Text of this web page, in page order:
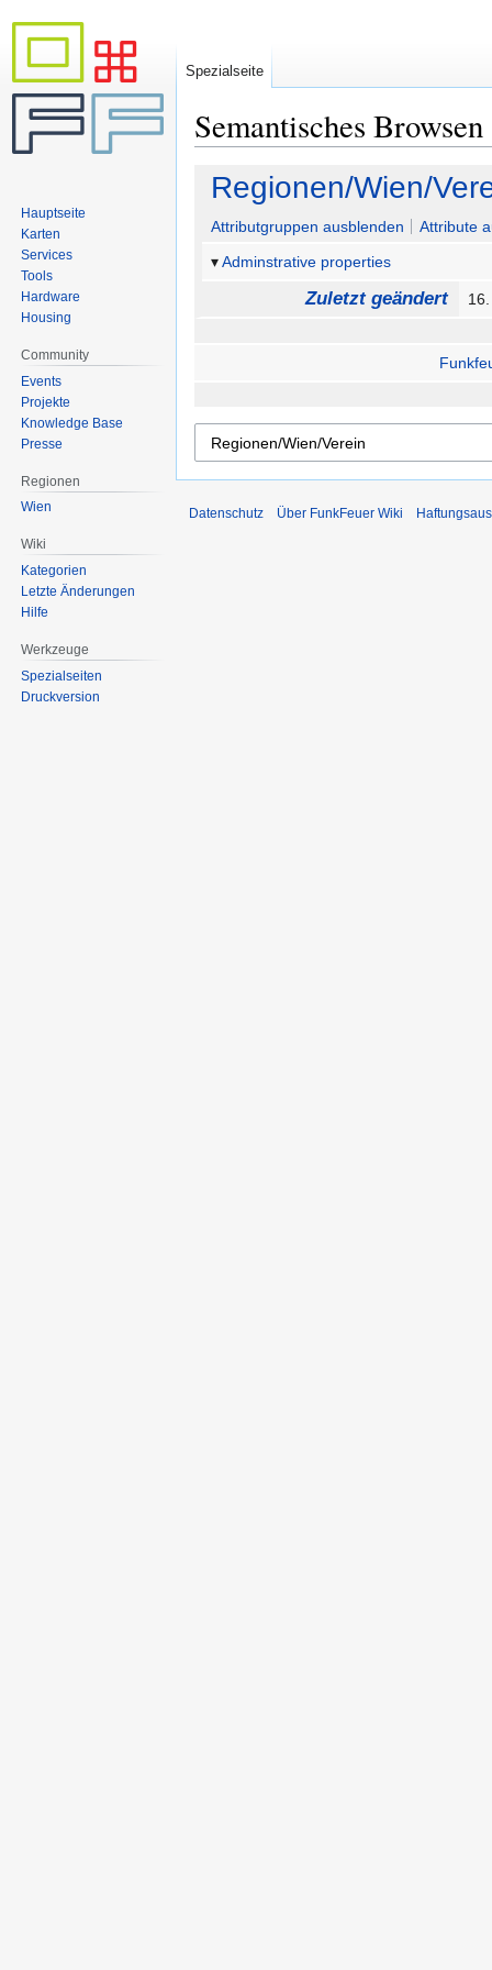
Semantisches Browsen
Zur
Navigation
springen
Zur
Suche
springen
Regionen/Wien/
Attributgruppen ausblenden
Attribute
Adminstrative properties
Zuletzt geändert
Spezialseite
Hauptseite
Karten
Services
Tools
Hardware
Housing
Community
Events
Projekte
Knowledge Base
Presse
Regionen
Wien
Wiki
Kategorien
Letzte Änderungen
Hilfe
Werkzeuge
Spezialseiten
Druckversion
Datenschutz Über FunkFeuer Wiki